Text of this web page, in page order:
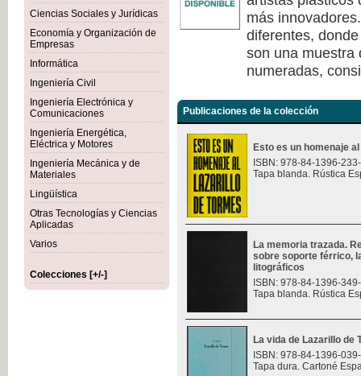
Ciencias Sociales y Jurídicas
Economía y Organización de
Empresas
Informática
Ingeniería Civil
Ingeniería Electrónica y
Comunicaciones
Ingeniería Energética,
Eléctrica y Motores
Ingeniería Mecánica y de
Materiales
Lingüística
Otras Tecnologías y Ciencias
Aplicadas
Varios
Colecciones [+/-]
más
diferentes,
son una muestra
numeradas,
Publicaciones de la colección
Esto es un homenaje
ISBN: 978-84-1396-
Tapa blanda. Rústica
La memoria trazada.
sobre soporte férrico,
litográficos
ISBN: 978-84-1396-
Tapa blanda. Rústica
La vida de Lazarillo de
ISBN: 978-84-1396-
Tapa dura. Cartoné